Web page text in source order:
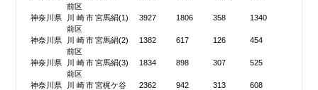
前区
神奈川県
川崎市宮
前区
馬絹(1) 3927 1806 358 1340
神奈川県
川崎市宮
前区
馬絹(2) 1382 617 126 454
神奈川県
川崎市宮
前区
馬絹(3) 1834 898 307 525
神奈川県
川崎市宮梶ケ谷 2362 942 313 608